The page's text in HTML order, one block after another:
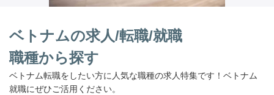
ベトナムの求人/転職/就職
職種から探す
ベトナム転職をしたい方に人気な職種の求人特集です！ベトナム
就職にぜひご活用ください。